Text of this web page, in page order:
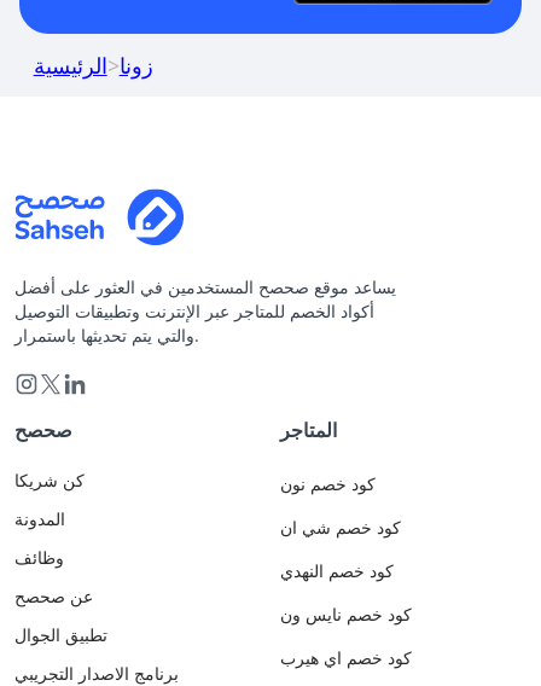
الرئيسية>زونا
يساعد موقع صحصح المستخدمين في العثور على أفضل
أكواد الخصم للمتاجر عبر الإنترنت وتطبيقات التوصيل
والتي يتم تحديثها باستمرار.
صحصح
كن شريكا
المدونة
وظائف
عن صحصح
تطبيق الجوال
برنامج الاصدار التجريبي
المتاجر
كود خصم نون
كود خصم شي ان
كود خصم النهدي
كود خصم نايس ون
كود خصم اي هيرب